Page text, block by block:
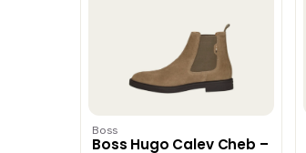
Boss
Boss Hugo Calev Cheb –